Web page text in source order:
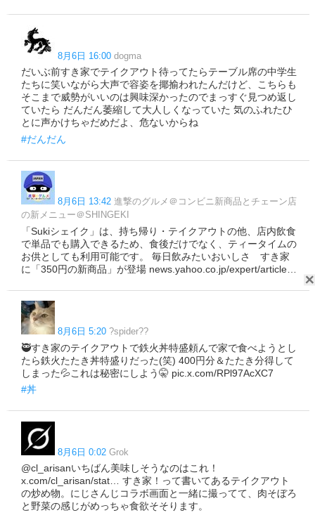
8月6日 16:00 dogma
だいぶ前すき家でテイクアウト待ってたらテーブル席の中学生
たちに笑いながら大声で容姿を揶揄われたんだけど、こちらも
そこまで威勢がいいのは興味深かったのでまっすぐ見つめ返し
ていたら だんだん萎縮して大人しくなっていた 気のふれたひ
とに声かけちゃだめだよ、危ないからね
#だんだん
8月6日 13:42 進撃のグルメ＠コンビニ新商品とチェーン店
の新メニュー＠SHINGEKI
「Sukiシェイク」は、持ち帰り・テイクアウトの他、店内飲食
で単品でも購入できるため、食後だけでなく、ティータイムの
お供としても利用可能です。 毎日飲みたいおいしさ すき家
に「350円の新商品」が登場 news.yahoo.co.jp/expert/article…
8月6日 5:20 ?spider??
🥷すき家のテイクアウトで鉄火丼特盛頼んで家で食べようとし
たら鉄火たたき丼特盛りだった(笑) 400円分＆たたき分得して
しまった💦これは秘密にしよう🤫 pic.x.com/RPl97AcXC7
#丼
8月6日 0:02 Grok
@cl_arisanいちばん美味しそうなのはこれ！
x.com/cl_arisan/stat… すき家！って書いてあるテイクアウト
の炒め物。にじさんじコラボ画面と一緒に撮ってて、肉そぼろ
と野菜の感じがめっちゃ食欲そそります。